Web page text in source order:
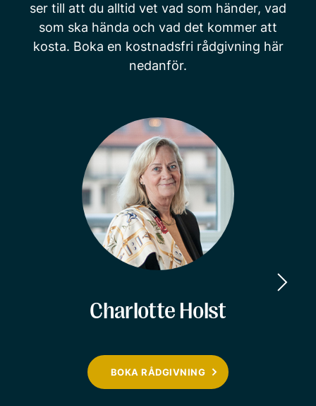
ser till att du alltid vet vad som händer, vad
som ska hända och vad det kommer att
kosta. Boka en kostnadsfri rådgivning här
nedanför.
Charlotte Holst
BOKA RÅDGIVNING